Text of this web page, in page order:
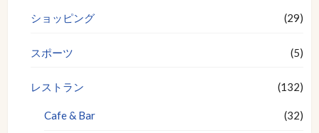
ショッピング (29)
スポーツ (5)
レストラン (132)
Cafe & Bar (32)